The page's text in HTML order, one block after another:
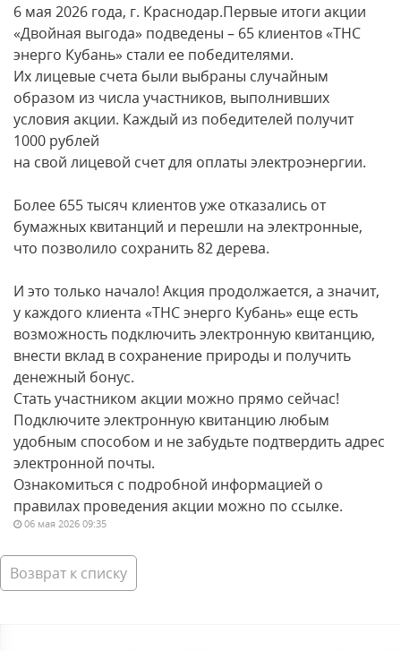
6 мая 2026 года, г. Краснодар.Первые итоги акции
«Двойная выгода» подведены – 65 клиентов «ТНС
энерго Кубань» стали ее победителями.
Их лицевые счета были выбраны случайным
образом из числа участников, выполнивших
условия акции. Каждый из победителей получит
1000 рублей
на свой лицевой счет для оплаты электроэнергии.
Более 655 тысяч клиентов уже отказались от
бумажных квитанций и перешли на электронные,
что позволило сохранить 82 дерева.
И это только начало! Акция продолжается, а значит,
у каждого клиента «ТНС энерго Кубань» еще есть
возможность подключить электронную квитанцию,
внести вклад в сохранение природы и получить
денежный бонус.
Стать участником акции можно прямо сейчас!
Подключите электронную квитанцию любым
удобным способом и не забудьте подтвердить адрес
электронной почты.
Ознакомиться с подробной информацией о
правилах проведения акции можно по ссылке.
06 мая 2026 09:35
Возврат к списку